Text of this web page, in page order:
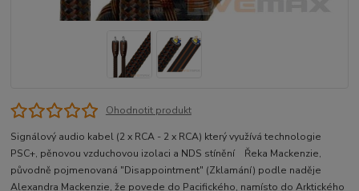
Ohodnotit produkt
Signálový audio kabel (2 x RCA - 2 x RCA) který využívá technologie
PSC+, pěnovou vzduchovou izolaci a NDS stínění Řeka Mackenzie,
původně pojmenovaná "Disappointment" (Zklamání) podle naděje
Alexandra Mackenzie, že povede do Pacifického, namísto do Arktického